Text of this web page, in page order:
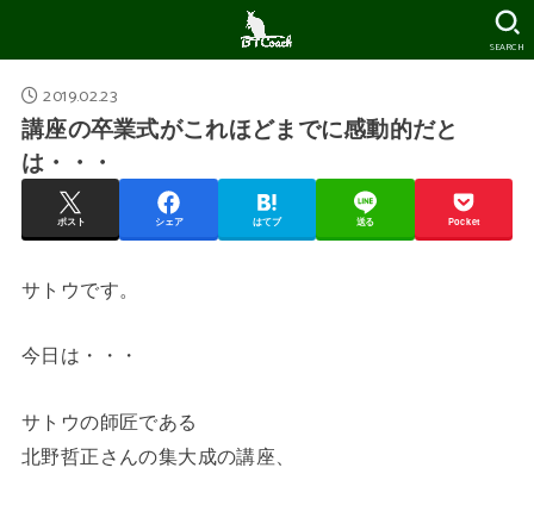
SEARCH
2019.02.23
講座の卒業式がこれほどまでに感動的だと
は・・・
ポスト シェア はてブ 送る Pocket
サトウです。
今日は・・・
サトウの師匠である
北野哲正さんの集大成の講座、